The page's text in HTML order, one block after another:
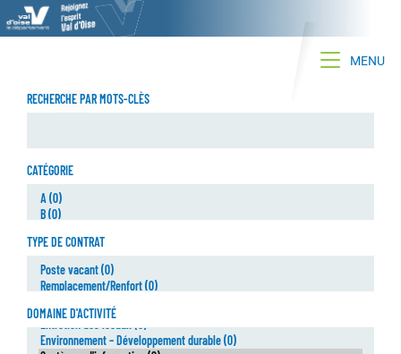
Toggle
MENU
RECHERCHE PAR MOTS-CLÈS
CATÉGORIE
TYPE DE CONTRAT
DOMAINE D'ACTIVITÉ